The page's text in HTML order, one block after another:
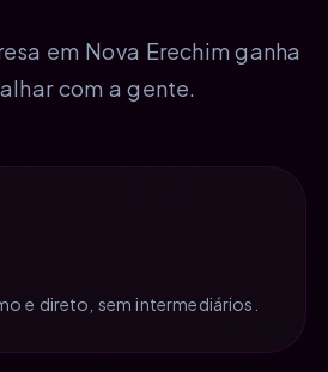
em Nova Erechim ganha
com a gente.
e direto, sem intermediários.